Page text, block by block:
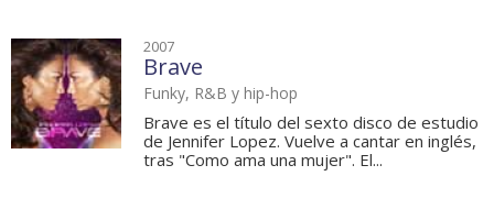
2007
Brave
Funky, R&B y hip-hop
Brave es el título del sexto disco de estudio
de Jennifer Lopez. Vuelve a cantar en inglés,
tras "Como ama una mujer". El...